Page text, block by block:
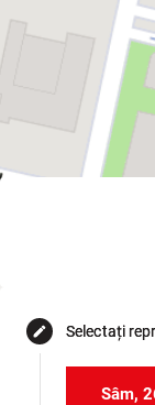
edit Selectați
Sâm,